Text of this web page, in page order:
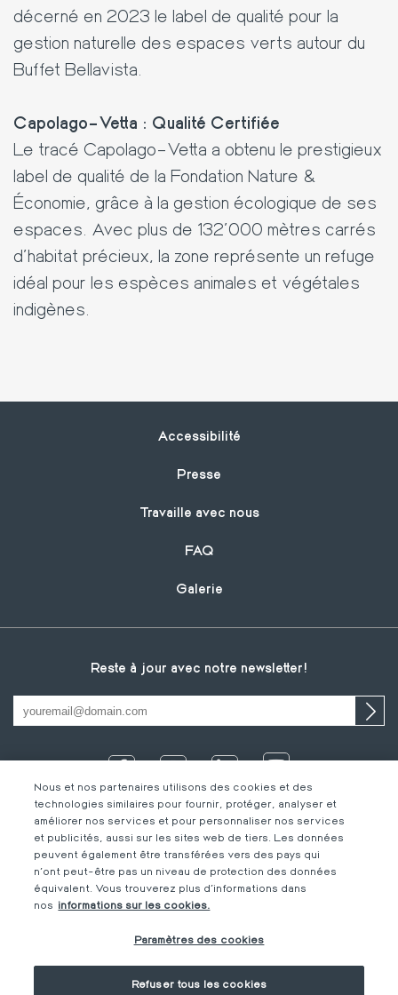
décerné en 2023 le label de qualité pour la
gestion naturelle des espaces verts autour du
Buffet Bellavista.
Capolago–Vetta : Qualité Certifiée
Le tracé Capolago–Vetta a obtenu le prestigieux
label de qualité de la Fondation Nature &
Économie, grâce à la gestion écologique de ses
espaces. Avec plus de 132'000 mètres carrés
d’habitat précieux, la zone représente un refuge
idéal pour les espèces animales et végétales
indigènes.
Footer
Accessibilité
Presse
Travaille avec nous
FAQ
Galerie
Reste à jour avec notre newsletter!
Footer
Mentions légales
Privacy Policy &
IT
FR
Nous et nos partenaires utilisons des cookies et des
technologies similaires pour fournir, protéger, analyser et
améliorer nos services et pour personnaliser nos services
et publicités, aussi sur les sites web de tiers. Les données
peuvent également être transférées vers des pays qui
n'ont peut-être pas un niveau de protection des données
équivalent. Vous trouverez plus d'informations dans
nos informations sur les cookies.
Paramètres des cookies
Refuser tous les cookies